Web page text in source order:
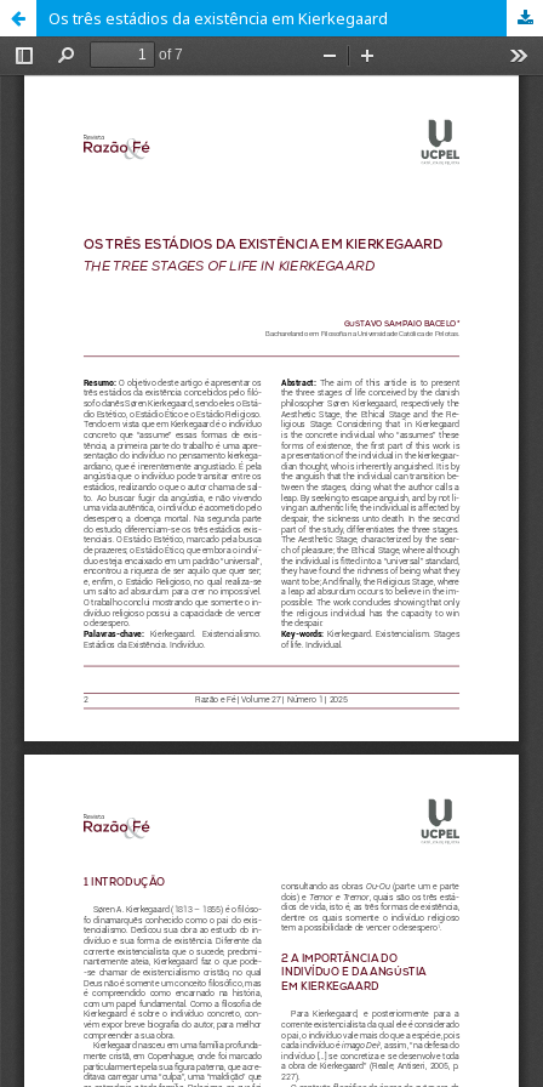
Os três estádios da existência em Kierkegaard